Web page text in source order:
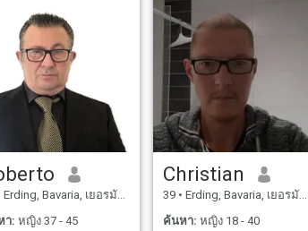
Erding, Bavaria, เยอรมันนี
า: หญิง 37 - 45
Christian
39 • Erding, Bavaria, เยอรมันนี
ค้นหา: หญิง 18 - 40